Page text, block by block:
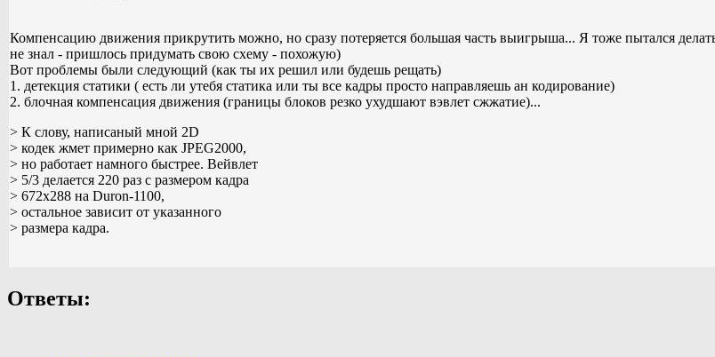
Компенсацию движения прикрутить можно, но сразу потеряется большая часть выигрыша... Я тоже пытался
не знал - пришлось придумать свою схему - похожую)
Вот проблемы были следующий (как ты их решил или будешь рещать)
1. детекция статики ( есть ли утебя статика или ты все кадры просто направляешь ан кодирование)
2. блочная компенсация движения (границы блоков резко ухудшают вэвлет сжжатие)...
> К слову, написаный мной 2D
> кодек жмет примерно как JPEG2000,
> но работает намного быстрее. Вейвлет
> 5/3 делается 220 раз с размером кадра
> 672x288 на Duron-1100,
> остальное зависит от указанного
> размера кадра.
Ответы: